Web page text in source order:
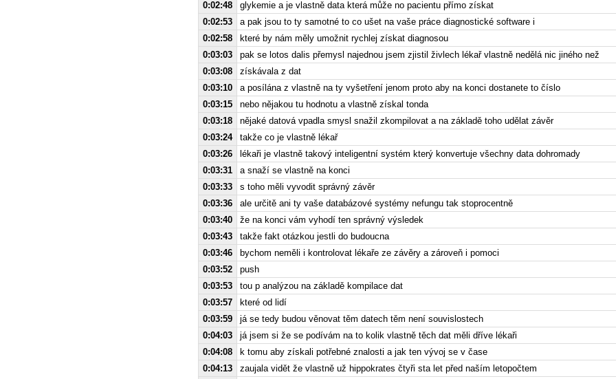
0:02:48
glykemie a je vlastně data která může no pacientu přímo získat
0:02:53
a pak jsou to ty samotné to co ušet na vaše práce diagnostické software i
0:02:58
které by nám měly umožnit rychlej získat diagnosou
0:03:03
pak se lotos dalis přemysl najednou jsem zjistil živlech lékař vlastně nedělá nic jiného než
0:03:08
získávala z dat
0:03:10
a posílána z vlastně na ty vyšetření jenom proto aby na konci dostanete to číslo
0:03:15
nebo nějakou tu hodnotu a vlastně získal tonda
0:03:18
nějaké datová vpadla smysl snažil zkompilovat a na základě toho udělat závěr
0:03:24
takže co je vlastně lékař
0:03:26
lékaři je vlastně takový inteligentní systém který konvertuje všechny data dohromady
0:03:31
a snaží se vlastně na konci
0:03:33
s toho měli vyvodit správný závěr
0:03:36
ale určitě ani ty vaše databázové systémy nefungu tak stoprocentně
0:03:40
že na konci vám vyhodí ten správný výsledek
0:03:43
takže fakt otázkou jestli do budoucna
0:03:46
bychom neměli i kontrolovat lékaře ze závěry a zároveň i pomoci
0:03:52
push
0:03:53
tou p analýzou na základě kompilace dat
0:03:57
které od lidí
0:03:59
já se tedy budou věnovat těm datech těm není souvislostech
0:04:03
já jsem si že se podívám na to kolik vlastně těch dat měli dříve lékaři
0:04:08
k tomu aby získali potřebné znalosti a jak ten vývoj se v čase
0:04:13
zaujala vidět že vlastně už hippokrates čtyři sta let před naším letopočtem